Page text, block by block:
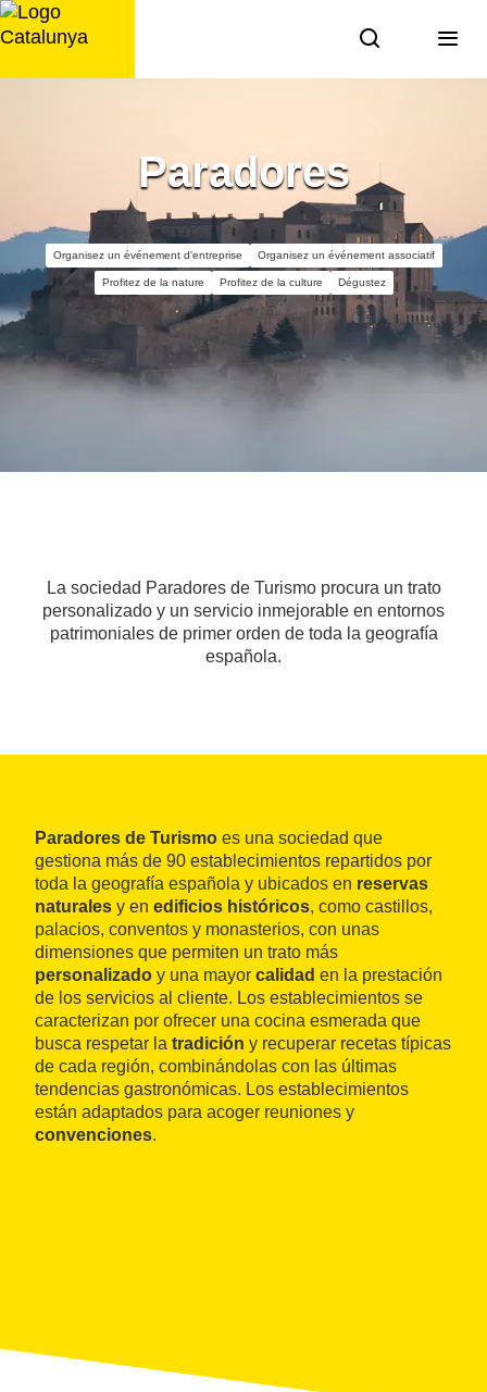
Aller
au
Paradores
Organisez un événement d'entreprise Organisez un événement associatif
Profitez de la nature Profitez de la culture Dégustez
La sociedad Paradores de Turismo procura un trato
personalizado y un servicio inmejorable en entornos
patrimoniales de primer orden de toda la geografía
española.
Paradores de Turismo es una sociedad que
gestiona más de 90 establecimientos repartidos por
toda la geografía española y ubicados en reservas
naturales y en edificios históricos, como castillos,
palacios, conventos y monasterios, con unas
dimensiones que permiten un trato más
personalizado y una mayor calidad en la prestación
de los servicios al cliente. Los establecimientos se
caracterizan por ofrecer una cocina esmerada que
busca respetar la tradición y recuperar recetas típicas
de cada región, combinándolas con las últimas
tendencias gastronómicas. Los establecimientos
están adaptados para acoger reuniones y
convenciones.